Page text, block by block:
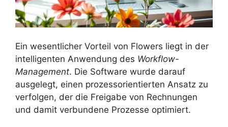
Ein wesentlicher Vorteil von Flowers liegt in der
intelligenten Anwendung des Workflow-
Management. Die Software wurde darauf
ausgelegt, einen prozessorientierten Ansatz zu
verfolgen, der die Freigabe von Rechnungen
und damit verbundene Prozesse optimiert.